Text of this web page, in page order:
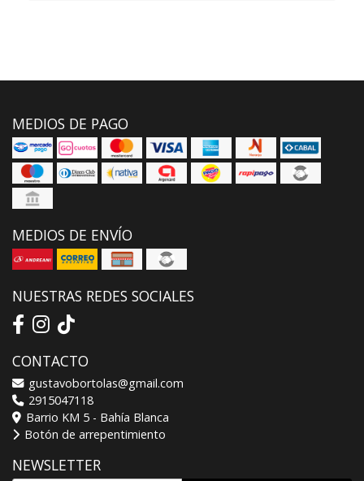
MEDIOS DE PAGO
MEDIOS DE ENVÍO
NUESTRAS REDES SOCIALES
CONTACTO
gustavobortolas@gmail.com
2915047118
Barrio KM 5 - Bahía Blanca
Botón de arrepentimiento
NEWSLETTER